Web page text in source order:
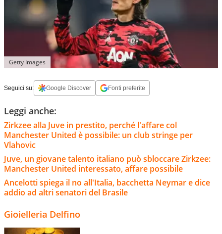
Getty Images
Seguici su: Google Discover Fonti preferite
Leggi anche:
Zirkzee alla Juve in prestito, perché l'affare col
Manchester United è possibile: un club stringe per
Vlahovic
Juve, un giovane talento italiano può sbloccare Zirkzee:
Manchester United interessato, affare possibile
Ancelotti spiega il no all'Italia, bacchetta Neymar e dice
addio ad altri senatori del Brasile
Gioielleria Delfino